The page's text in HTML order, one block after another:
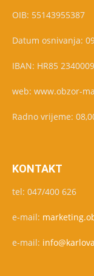
OIB: 55143955387
Datum osnivanja:
IBAN: HR85
web: www.obzor-
Radno vrijeme:
KONTAKT
tel: 047/400 626
e-mail:
e-mail: